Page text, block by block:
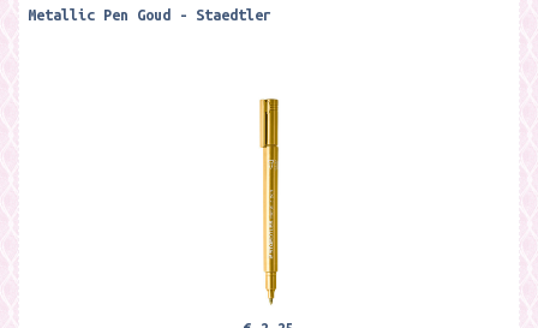
Metallic Pen Goud - Staedtler